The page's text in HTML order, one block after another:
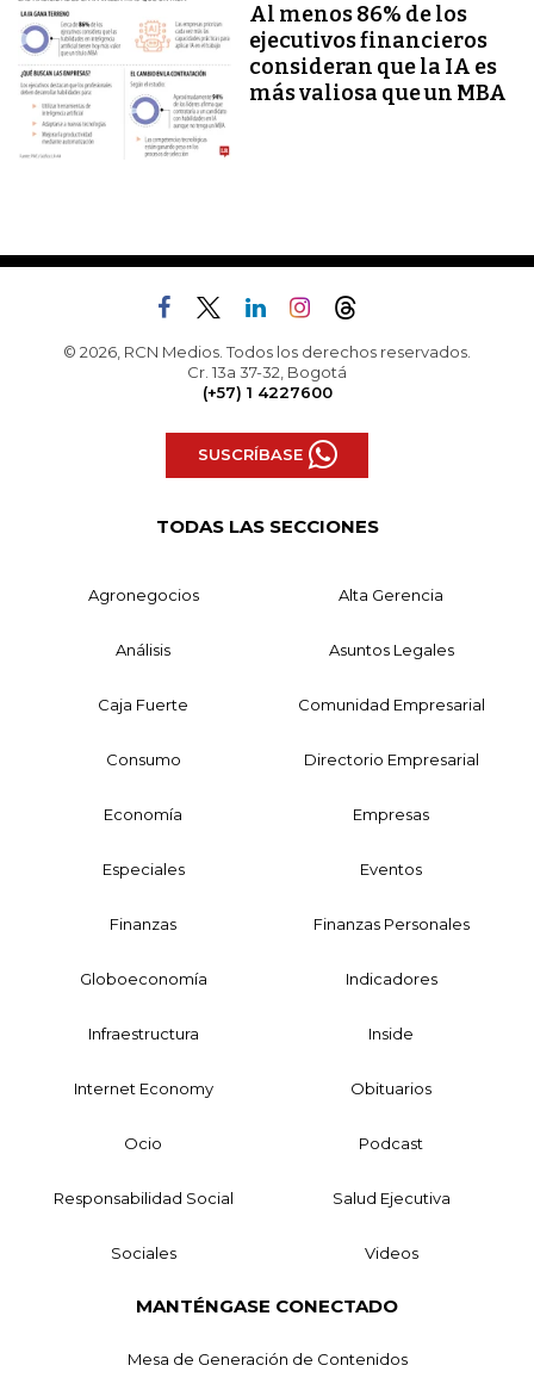
Al menos 86% de los
ejecutivos financieros
consideran que la IA es
más valiosa que un MBA
© 2026, RCN Medios. Todos los derechos reservados.
Cr. 13a 37-32, Bogotá
(+57) 1 4227600
SUSCRÍBASE
TODAS LAS SECCIONES
Agronegocios Alta Gerencia
Análisis Asuntos Legales
Caja Fuerte Comunidad Empresarial
Consumo Directorio Empresarial
Economía Empresas
Especiales Eventos
Finanzas Finanzas Personales
Globoeconomía Indicadores
Infraestructura Inside
Internet Economy Obituarios
Ocio Podcast
Responsabilidad Social Salud Ejecutiva
Sociales Videos
MANTÉNGASE CONECTADO
Mesa de Generación de Contenidos